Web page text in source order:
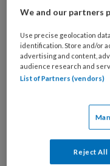
Wil je
Maak gratis
Al een
We and our partners
Use precise geolocation
identification. Store and/or
advertising and content,
audience research and
List of Partners (vendors)
Reject All